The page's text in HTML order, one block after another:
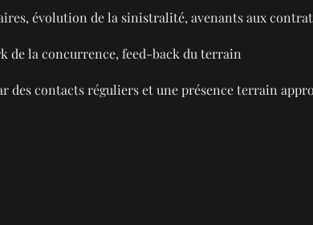
évolution de la sinistralité, avenants aux
de la concurrence, feed-back du terrain
des contacts réguliers et une présence terrain